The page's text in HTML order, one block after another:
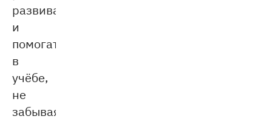
развивать
и
помогать
в
учёбе,
не
забывая